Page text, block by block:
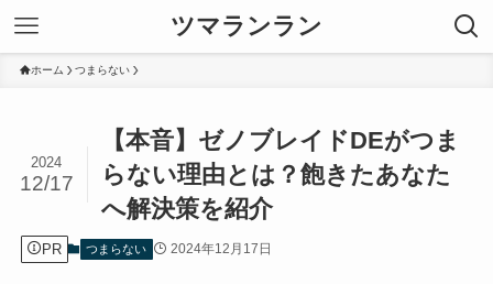
ツマランラン
ホーム つまらない
【本音】ゼノブレイドDEがつま
らない理由とは？飽きたあなた
へ解決策を紹介
2024
12/17
PR つまらない 2024年12月17日